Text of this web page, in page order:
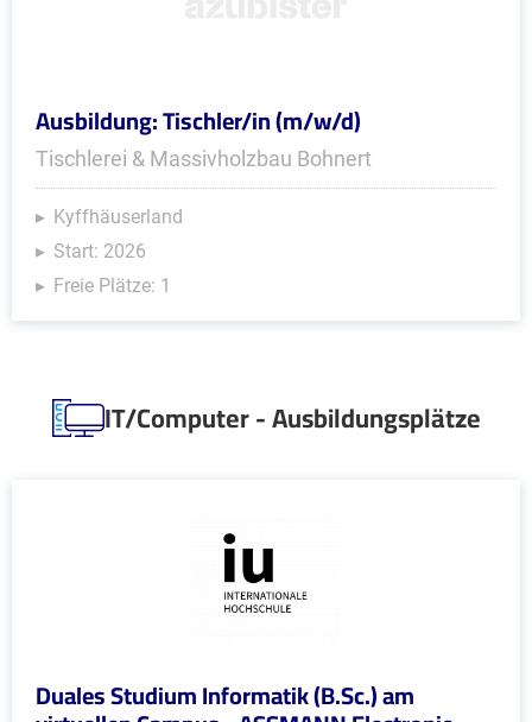
Ausbildung: Tischler/in (m/w/d)
Tischlerei & Massivholzbau Bohnert
Kyffhäuserland
Start: 2026
Freie Plätze: 1
IT/Computer - Ausbildungsplätze
Duales Studium Informatik (B.Sc.) am